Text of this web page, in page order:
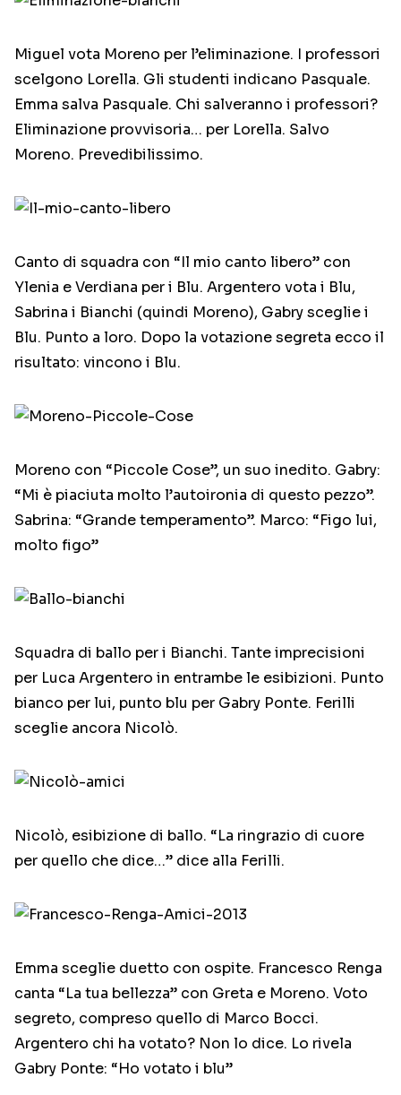
Miguel vota Moreno per l’eliminazione. I professori
scelgono Lorella. Gli studenti indicano Pasquale.
Emma salva Pasquale. Chi salveranno i professori?
Eliminazione provvisoria… per Lorella. Salvo
Moreno. Prevedibilissimo.
Canto di squadra con “Il mio canto libero” con
Ylenia e Verdiana per i Blu. Argentero vota i Blu,
Sabrina i Bianchi (quindi Moreno), Gabry sceglie i
Blu. Punto a loro. Dopo la votazione segreta ecco il
risultato: vincono i Blu.
Moreno con “Piccole Cose”, un suo inedito. Gabry:
“Mi è piaciuta molto l’autoironia di questo pezzo”.
Sabrina: “Grande temperamento”. Marco: “Figo lui,
molto figo”
Squadra di ballo per i Bianchi. Tante imprecisioni
per Luca Argentero in entrambe le esibizioni. Punto
bianco per lui, punto blu per Gabry Ponte. Ferilli
sceglie ancora Nicolò.
Nicolò, esibizione di ballo. “La ringrazio di cuore
per quello che dice…” dice alla Ferilli.
Emma sceglie duetto con ospite. Francesco Renga
canta “La tua bellezza” con Greta e Moreno. Voto
segreto, compreso quello di Marco Bocci.
Argentero chi ha votato? Non lo dice. Lo rivela
Gabry Ponte: “Ho votato i blu”